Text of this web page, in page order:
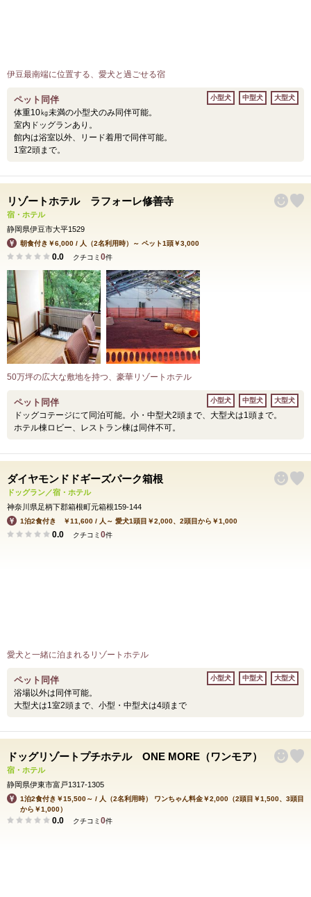
伊豆最南端に位置する、愛犬と過ごせる宿
ペット同伴
体重10㎏未満の小型犬のみ同伴可能。
室内ドッグランあり。
館内は浴室以外、リード着用で同伴可能。
1室2頭まで。
小型犬 中型犬 大型犬
リゾートホテル ラフォーレ修善寺
宿・ホテル
静岡県伊豆市大平1529
朝食付き￥6,000 / 人（2名利用時）～ ペット1頭￥3,000
0.0 クチコミ 0件
50万坪の広大な敷地を持つ、豪華リゾートホテル
ペット同伴
ドッグコテージにて同泊可能。小・中型犬2頭まで、大型犬は1頭まで。
ホテル棟ロビー、レストラン棟は同伴不可。
小型犬 中型犬 大型犬
ダイヤモンドドギーズパーク箱根
ドッグラン／宿・ホテル
神奈川県足柄下郡箱根町元箱根159-144
1泊2食付き ￥11,600 / 人～ 愛犬1頭目￥2,000、2頭目から￥1,000
0.0 クチコミ 0件
愛犬と一緒に泊まれるリゾートホテル
ペット同伴
浴場以外は同伴可能。
大型犬は1室2頭まで、小型・中型犬は4頭まで
小型犬 中型犬 大型犬
ドッグリゾートプチホテル ONE MORE（ワンモア）
宿・ホテル
静岡県伊東市富戸1317-1305
1泊2食付き￥15,500～ / 人（2名利用時） ワンちゃん料金￥2,000（2頭目￥1,500、3頭目
から￥1,000）
0.0 クチコミ 0件